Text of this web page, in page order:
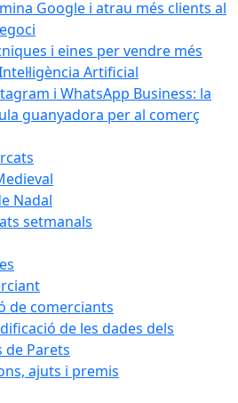
Google i atrau més clients al
i eines per vendre més
Artificial
i WhatsApp Business: la
guanyadora per al comerç
Nadal
setmanals
de comerciants
de les dades dels
de Parets
ajuts i premis